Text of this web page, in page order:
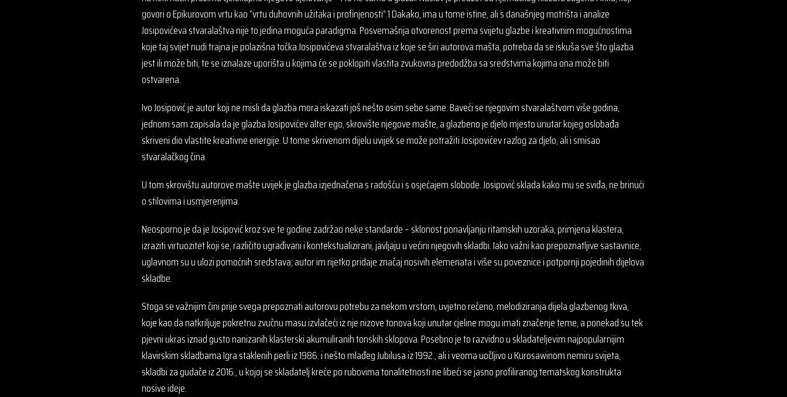
govori o Epikurovom vrtu kao “vrtu duhovnih užitaka i profinjenosti”.1 Dakako, ima u tome istine, ali s današnjeg motrišta i analize
Josipovićeva stvaralaštva nije to jedina moguća paradigma. Posvemašnja otvorenost prema svijetu glazbe i kreativnim mogućnostima
koje taj svijet nudi trajna je polazišna točka Josipovićeva stvaralaštva iz koje se širi autorova mašta, potreba da se iskuša sve što glazba
jest ili može biti, te se iznalaze uporišta u kojima će se poklopiti vlastita zvukovna predodžba sa sredstvima kojima ona može biti
ostvarena.
Ivo Josipović je autor koji ne misli da glazba mora iskazati još nešto osim sebe same. Baveći se njegovim stvaralaštvom više godina,
jednom sam zapisala da je glazba Josipovićev alter ego, skrovište njegove mašte, a glazbeno je djelo mjesto unutar kojeg oslobađa
skriveni dio vlastite kreativne energije. U tome skrivenom dijelu uvijek se može potražiti Josipovićev razlog za djelo, ali i smisao
stvaralačkog čina.
U tom skrovištu autorove mašte uvijek je glazba izjednačena s radošću i s osjećajem slobode. Josipović sklada kako mu se sviđa, ne brinući
o stilovima i usmjerenjima.
Neosporno je da je Josipović kroz sve te godine zadržao neke standarde – sklonost ponavljanju ritamskih uzoraka, primjena klastera,
izraziti virtuozitet koji se, različito ugrađivani i kontekstualizirani, javljaju u većini njegovih skladbi. Iako važni kao prepoznatljive sastavnice,
uglavnom su u ulozi pomoćnih sredstava; autor im rijetko pridaje značaj nosivih elemenata i više su poveznice i potpornji pojedinih dijelova
skladbe.
Stoga se važnijim čini prije svega prepoznati autorovu potrebu za nekom vrstom, uvjetno rečeno, melodiziranja dijela glazbenog tkiva,
koje kao da natkriljuje pokretnu zvučnu masu izvlačeći iz nje nizove tonova koji unutar cjeline mogu imati značenje teme, a ponekad su tek
pjevni ukras iznad gusto nanizanih klasterski akumuliranih tonskih sklopova. Posebno je to razvidno u skladateljevim najpopularnijim
klavirskim skladbama Igra staklenih perli iz 1986. i nešto mlađeg Jubilusa iz 1992., ali i veoma uočljivo u Kurosawinom nemiru svijeta,
skladbi za gudače iz 2016., u kojoj se skladatelj kreće po rubovima tonalitetnosti ne libeći se jasno profiliranog tematskog konstrukta
nosive ideje.